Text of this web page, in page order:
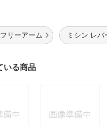
リーアーム ミシン レバー
いる商品